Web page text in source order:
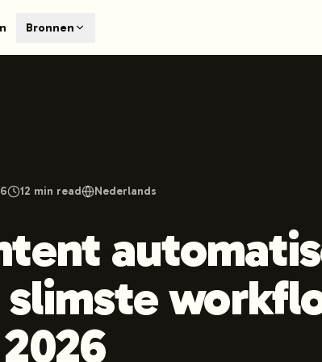
engines like ChatGPT, Claude, and
hours.
Bronnen
12 min read Nederlands